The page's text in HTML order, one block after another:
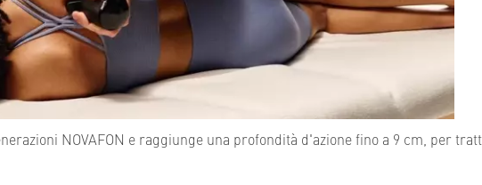
NOVAFON e raggiunge una profondità d'azione fino a 9 cm, per